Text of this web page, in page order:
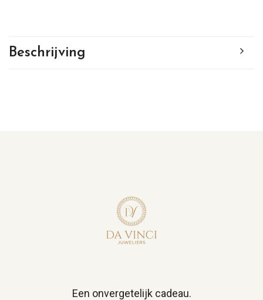
Beschrijving
Een onvergetelijk cadeau.